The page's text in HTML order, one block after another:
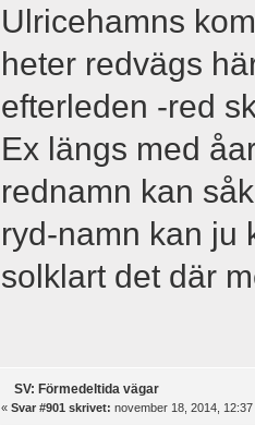
Ulricehamns
heter redvägs
efterleden -red
Ex längs med
rednamn kan
ryd-namn kan ju
solklart det där
SV: Förmedeltida vägar
« Svar #901 skrivet: november 18, 2014, 12:37